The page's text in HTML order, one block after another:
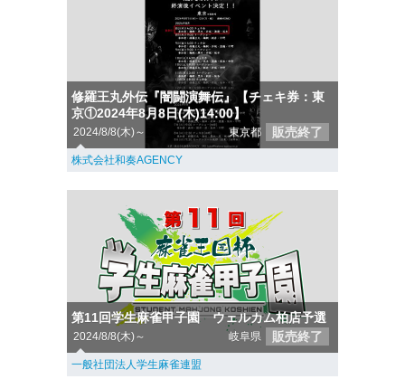
修羅王丸外伝『闇闘演舞伝』【チェキ券：東
京①2024年8月8日(木)14:00】
2024/8/8(木)～ 東京都 販売終了
株式会社和奏AGENCY
第11回学生麻雀甲子園 ウェルカム柏店予選
2024/8/8(木)～ 岐阜県 販売終了
一般社団法人学生麻雀連盟